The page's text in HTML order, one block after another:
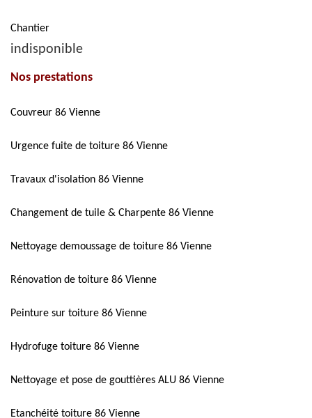
Chantier
indisponible
Nos prestations
Couvreur 86 Vienne
Urgence fuite de toiture 86 Vienne
Travaux d'isolation 86 Vienne
Changement de tuile & Charpente 86 Vienne
Nettoyage demoussage de toiture 86 Vienne
Rénovation de toiture 86 Vienne
Peinture sur toiture 86 Vienne
Hydrofuge toiture 86 Vienne
Nettoyage et pose de gouttières ALU 86 Vienne
Etanchéité toiture 86 Vienne